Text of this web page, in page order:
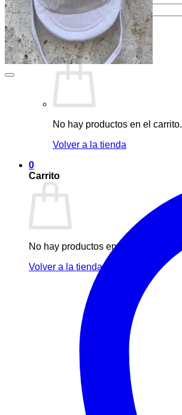
Buscar por:
Acceder / Registrarse
Carrito /0,00€ 0
No hay productos en el carrito.
Volver a la tienda
0
Carrito
No hay productos en el carrito.
Volver a la tienda